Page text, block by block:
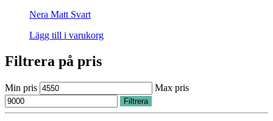
Nera Matt Svart
Lägg till i varukorg
Filtrera på pris
Min pris Max pris
Filtrera